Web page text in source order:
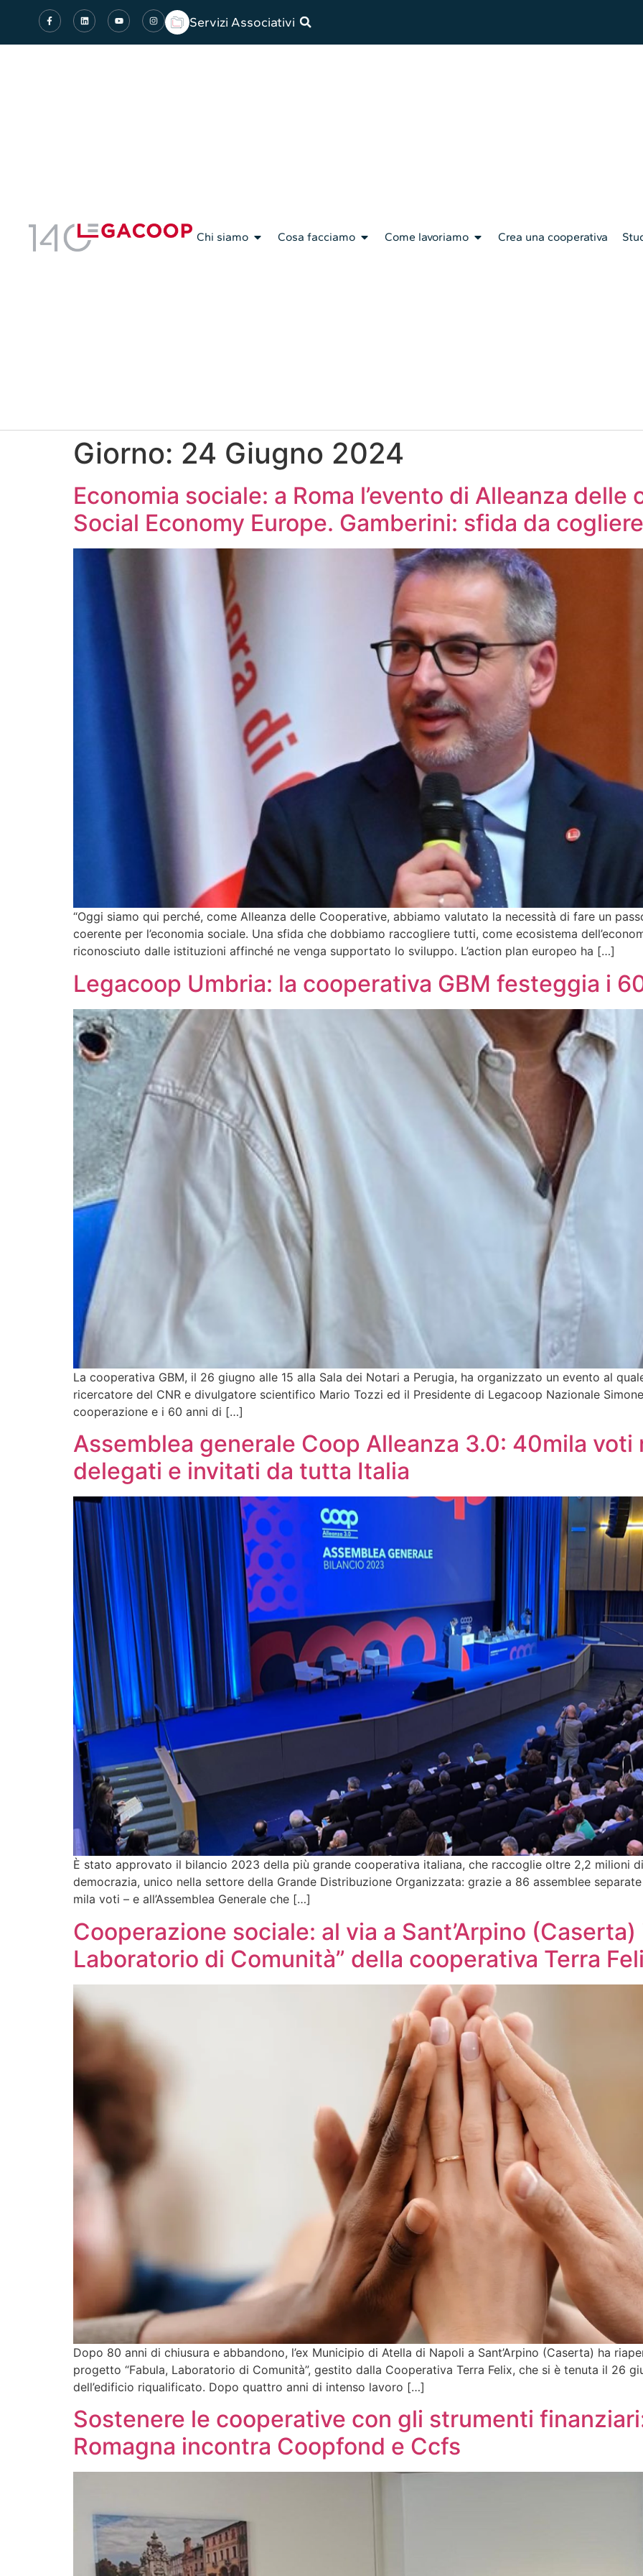
Servizi Associativi
Chi siamo Cosa facciamo Come lavoriamo Crea una cooperativa
Giorno: 24 Giugno 2024
Economia sociale: a Roma l’evento di Alleanza delle
Social Economy Europe. Gamberini: sfida da cogliere
“Oggi siamo qui perché, come Alleanza delle Cooperative, abbiamo valutato la necessità di fare un
coerente per l’economia sociale. Una sfida che dobbiamo raccogliere tutti, come ecosistema
riconosciuto dalle istituzioni affinché ne venga supportato lo sviluppo. L’action plan europeo ha […]
Legacoop Umbria: la cooperativa GBM festeggia i
La cooperativa GBM, il 26 giugno alle 15 alla Sala dei Notari a Perugia, ha organizzato un evento al
ricercatore del CNR e divulgatore scientifico Mario Tozzi ed il Presidente di Legacoop Nazionale
cooperazione e i 60 anni di […]
Assemblea generale Coop Alleanza 3.0: 40mila
delegati e invitati da tutta Italia
È stato approvato il bilancio 2023 della più grande cooperativa italiana, che raccoglie oltre 2,2 milioni
democrazia, unico nella settore della Grande Distribuzione Organizzata: grazie a 86 assemblee
mila voti – e all’Assemblea Generale che […]
Cooperazione sociale: al via a Sant’Arpino
Laboratorio di Comunità” della cooperativa Terra
Dopo 80 anni di chiusura e abbandono, l’ex Municipio di Atella di Napoli a Sant’Arpino (Caserta) ha
progetto “Fabula, Laboratorio di Comunità”, gestito dalla Cooperativa Terra Felix, che si è tenuta il 26
dell’edificio riqualificato. Dopo quattro anni di intenso lavoro […]
Sostenere le cooperative con gli strumenti
Romagna incontra Coopfond e Ccfs